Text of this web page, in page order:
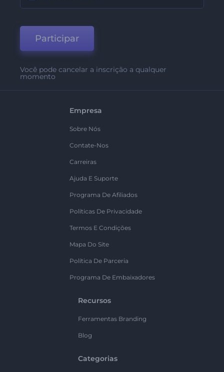
Participar
Você pode cancelar a inscrição a qualquer
momento
Empresa
Sobre Nós
Contate-Nos
Carreiras
Ajuda E Suporte
Programa De Afiliados
Políticas De Privacidade
Termos E Condições
Mapa Do Site
Política De Parceria
Programa De Embaixadores
Recursos
Ferramentas Branding
Blog
Categorias